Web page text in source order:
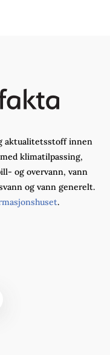
aktualitetsstoff innen
klimatilpassing,
og overvann, vann
og vann generelt.
.